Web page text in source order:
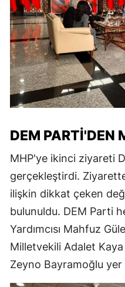
DEM PARTİ'DEN
MHP'ye ikinci ziyareti
gerçekleştirdi.
ilişkin dikkat çeken
bulunuldu. DEM Parti
Yardımcısı Mahfuz
Milletvekili Adalet
Zeyno Bayramoğlu yer